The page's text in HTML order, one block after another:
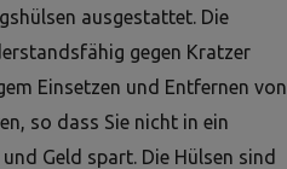
ausgestattet. Die
gegen Kratzer
Einsetzen und Entfernen von
so dass Sie nicht in ein
Geld spart. Die Hülsen sind